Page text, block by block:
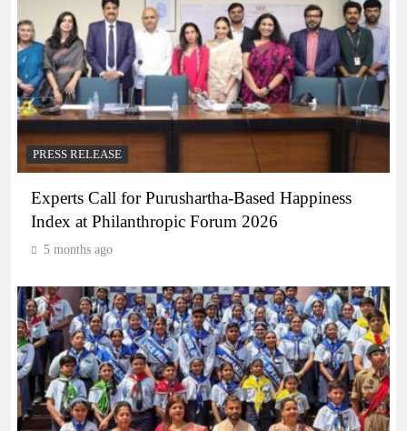
PRESS RELEASE
Experts Call for Purushartha-Based Happiness
Index at Philanthropic Forum 2026
5 months ago